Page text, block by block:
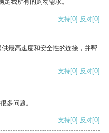
我所有的购物需求。
支持[0] 反对[0]
最高速度和安全性的连接，并帮
支持[0] 反对[0]
多问题。
支持[0] 反对[0]